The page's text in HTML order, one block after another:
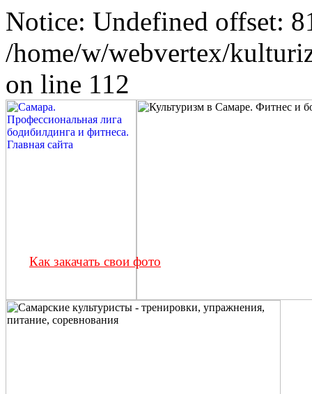
Notice: Undefined offset:
/home/w/webvertex/
on line 112
Как закачать свои фото